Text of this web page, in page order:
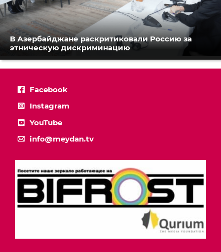
В Азербайджане раскритиковали Россию за
этническую дискриминацию
Facebook
Instagram
YouTube
info@meydan.tv